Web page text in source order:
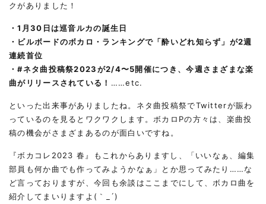
クがありました！
・1月30日は巡音ルカの誕生日
・ビルボードのボカロ・ランキングで「酔いどれ知らず」が2週
連続首位
・#ネタ曲投稿祭2023が2/4〜5開催につき、今週さまざまな楽
曲がリリースされている！ ……etc.
といった出来事がありましたね。ネタ曲投稿祭でTwitterが賑わ
っているのを見るとワクワクします。ボカロPの方々は、楽曲投
稿の機会がさまざまあるのが面白いですね。
『ボカコレ2023 春』もこれからありますし、「いいなぁ、編集
部員も何か曲でも作ってみようかなぁ」とか思ってみたり……な
ど言っておりますが、今回も余談はここまでにして、ボカロ曲を
紹介してまいりますよ(｀_´)ゞ